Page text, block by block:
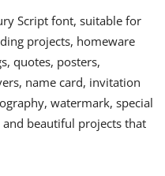
Script font, suitable for
projects, homeware
quotes, posters,
name card, invitation
watermark, special
beautiful projects that